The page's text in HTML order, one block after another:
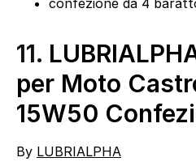
11.
per Moto
15W50
By LUBRIALPHA